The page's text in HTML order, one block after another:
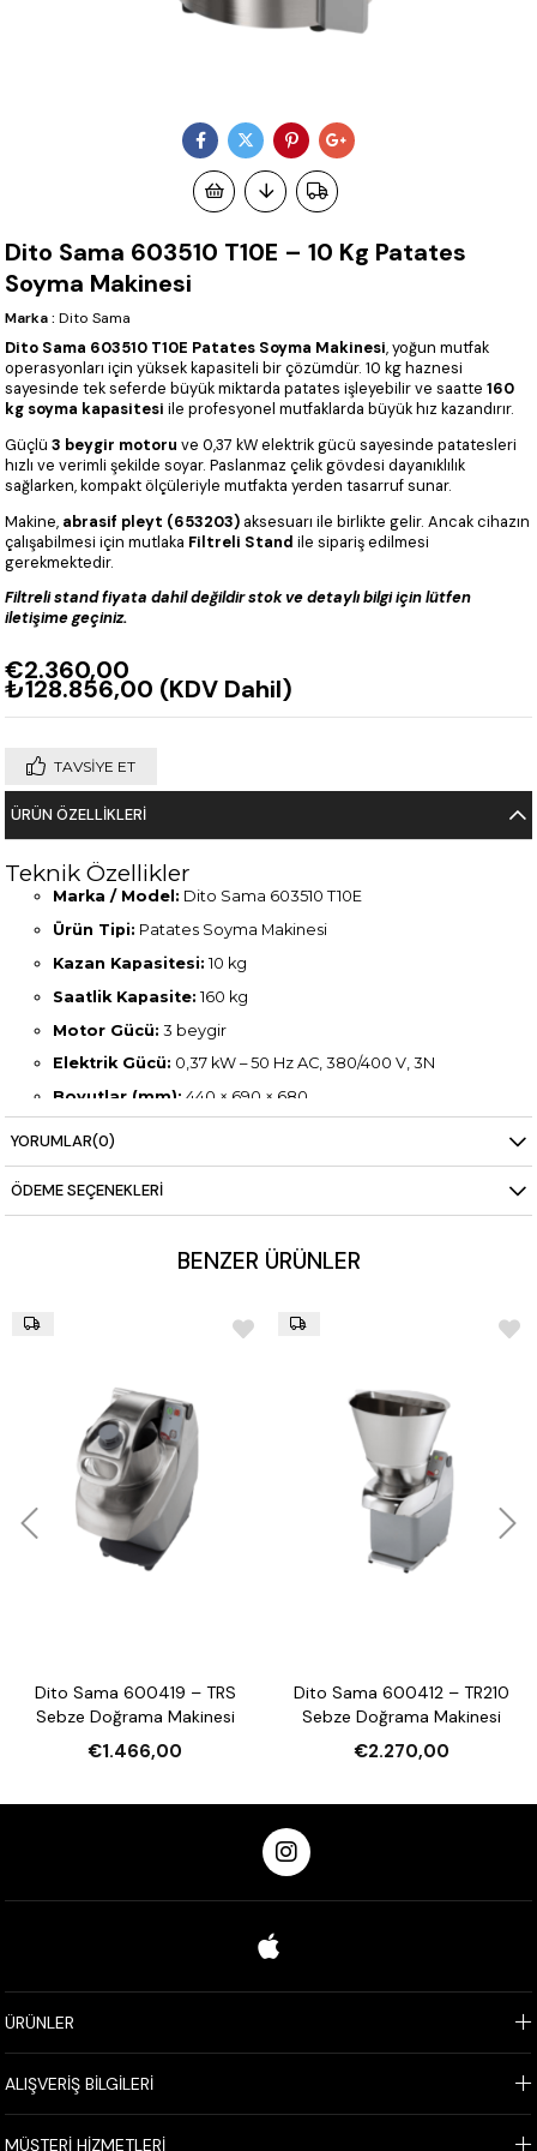
Dito Sama 603510 T10E – 10 Kg Patates
Soyma Makinesi
Marka : Dito Sama
Dito Sama 603510 T10E Patates Soyma Makinesi, yoğun mutfak
operasyonları için yüksek kapasiteli bir çözümdür. 10 kg haznesi
sayesinde tek seferde büyük miktarda patates işleyebilir ve saatte160
kg soyma kapasitesi ile profesyonel mutfaklarda büyük hız kazandırır.
Güçlü3 beygir motoru ve 0,37 kW elektrik gücü sayesinde patatesleri
hızlı ve verimli şekilde soyar. Paslanmaz çelik gövdesi dayanıklılık
sağlarken, kompakt ölçüleriyle mutfakta yerden tasarruf sunar.
Makine, abrasif pleyt (653203) aksesuarı ile birlikte gelir. Ancak cihazın
çalışabilmesi için mutlaka Filtreli Stand ile sipariş edilmesi
gerekmektedir.
Filtreli stand fiyata dahil değildir stok ve detaylı bilgi için lütfen
iletişime geçiniz.
€2.360,00
₺128.856,00 (KDV Dahil)
TAVSIYE ET
ÜRÜN ÖZELLIKLERI
Teknik Özellikler
Marka / Model: Dito Sama 603510 T10E
Ürün Tipi: Patates Soyma Makinesi
Kazan Kapasitesi: 10 kg
Saatlik Kapasite: 160 kg
Motor Gücü: 3 beygir
Elektrik Gücü: 0,37 kW – 50 Hz AC, 380/400 V, 3N
Boyutlar (mm): 440 × 690 × 680
Ağırlık:45 kg
Dahili Aksesuarlar
Abrasif Pleyt (653203)
Zorunlu Ekipman
YORUMLAR(0)
ÖDEME SEÇENEKLERI
BENZER ÜRÜNLER
Dito Sama 600419 – TRS
Sebze Doğrama Makinesi
€1.466,00
Dito Sama 600412 – TR210
Sebze Doğrama Makinesi
€2.270,00
ÜRÜNLER
ALIŞVERİŞ BİLGİLERİ
MÜŞTERİ HİZMETLERİ